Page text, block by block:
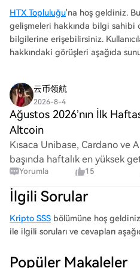
HTX Topluluğu'na hoş geldiniz.
gelişmeleri hakkında bilgi sahibi
bilgilerine erişebilirsiniz.
hakkındaki görüşleri aşağıda
云币领航
2026-8-4
Ağustos 2026’nın İlk
Altcoin
Kısaca Unibase, Cardano ve
başında haftalık en yüksek
yükseldi. Şimdi 0,1928 dolar
0,20 dolar seviyesinde direnç
Yorumla 15
İlgili Sorular
Kripto SSS bölümüne hoş
ile ilgili soruları ve cevapları
Popüler Makaleler